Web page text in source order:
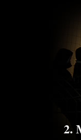
2.